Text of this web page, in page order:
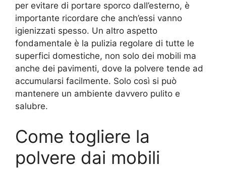
per evitare di portare sporco dall’esterno, è
importante ricordare che anch’essi vanno
igienizzati spesso. Un altro aspetto
fondamentale è la pulizia regolare di tutte le
superfici domestiche, non solo dei mobili ma
anche dei pavimenti, dove la polvere tende ad
accumularsi facilmente. Solo così si può
mantenere un ambiente davvero pulito e
salubre.
Come togliere la
polvere dai mobili